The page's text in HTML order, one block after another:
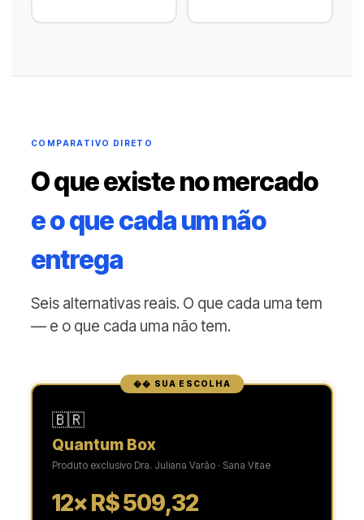
COMPARATIVO DIRETO
O que existe no mercado
e o que cada um não
entrega
Seis alternativas reais. O que cada uma tem
— e o que cada uma não tem.
�� SUA ESCOLHA
🇧🇷
Quantum Box
Produto exclusivo Dra. Juliana Varão · Sana Vitae
12× R$ 509,32